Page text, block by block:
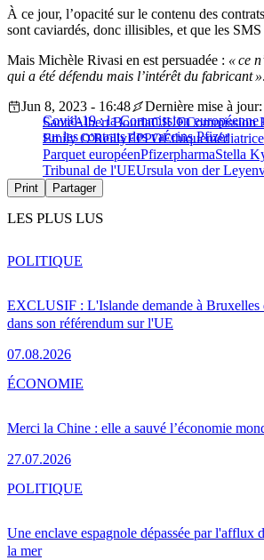
À ce jour, l’opacité sur le contenu des
sont caviardés, donc illisibles, et que les
Mais Michèle Rivasi en est persuadée : « ce
qui a été défendu mais l’intérêt du fabricant ».
Covid-19 : la Commission européenne
sur les contrats des vaccins Pfizer
Jun 8, 2023 - 16:48
Dernière mise à
SantéAlbert BourlaCJUECommission
Emily O'ReillyEPPOÉthique
Parquet européenPfizerpharmaStella
Tribunal de l'UEUrsula von der Leyen
Print Partager
LES PLUS LUS
EXCLUSIF : L'Islande demande à Bruxelles
dans son référendum sur l'UE
07.08.2026
POLITIQUE
Merci la Chine : elle a sauvé l’économie
27.07.2026
ÉCONOMIE
Une enclave espagnole dépassée par l'afflux
la mer
POLITIQUE